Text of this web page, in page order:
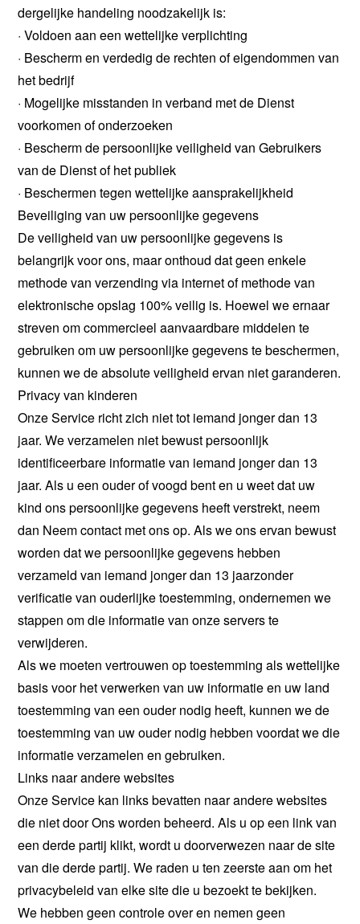
dergelijke handeling noodzakelijk is:
· Voldoen aan een wettelijke verplichting
· Bescherm en verdedig de rechten of eigendommen van
het bedrijf
· Mogelijke misstanden in verband met de Dienst
voorkomen of onderzoeken
· Bescherm de persoonlijke veiligheid van Gebruikers
van de Dienst of het publiek
· Beschermen tegen wettelijke aansprakelijkheid
Beveiliging van uw persoonlijke gegevens
De veiligheid van uw persoonlijke gegevens is
belangrijk voor ons, maar onthoud dat geen enkele
methode van verzending via internet of methode van
elektronische opslag 100% veilig is. Hoewel we ernaar
streven om commercieel aanvaardbare middelen te
gebruiken om uw persoonlijke gegevens te beschermen,
kunnen we de absolute veiligheid ervan niet garanderen.
Privacy van kinderen
Onze Service richt zich niet tot iemand jonger dan 13
jaar. We verzamelen niet bewust persoonlijk
identificeerbare informatie van iemand jonger dan 13
jaar. Als u een ouder of voogd bent en u weet dat uw
kind ons persoonlijke gegevens heeft verstrekt, neem
dan Neem contact met ons op. Als we ons ervan bewust
worden dat we persoonlijke gegevens hebben
verzameld van iemand jonger dan 13 jaarzonder
verificatie van ouderlijke toestemming, ondernemen we
stappen om die informatie van onze servers te
verwijderen.
Als we moeten vertrouwen op toestemming als wettelijke
basis voor het verwerken van uw informatie en uw land
toestemming van een ouder nodig heeft, kunnen we de
toestemming van uw ouder nodig hebben voordat we die
informatie verzamelen en gebruiken.
Links naar andere websites
Onze Service kan links bevatten naar andere websites
die niet door Ons worden beheerd. Als u op een link van
een derde partij klikt, wordt u doorverwezen naar de site
van die derde partij. We raden u ten zeerste aan om het
privacybeleid van elke site die u bezoekt te bekijken.
We hebben geen controle over en nemen geen